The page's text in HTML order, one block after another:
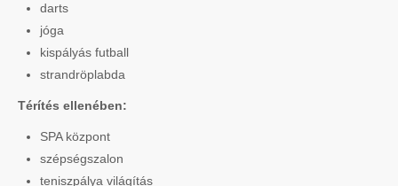
darts
jóga
kispályás futball
strandröplabda
Térítés ellenében:
SPA központ
szépségszalon
teniszpálya világítás